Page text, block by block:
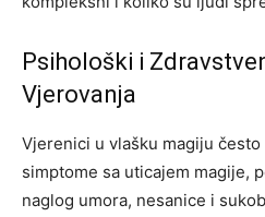
Psihološki i
Vjerovanja
Vjerenici u vlašku magiju
simptome sa uticajem magije,
naglog umora, nesanice i